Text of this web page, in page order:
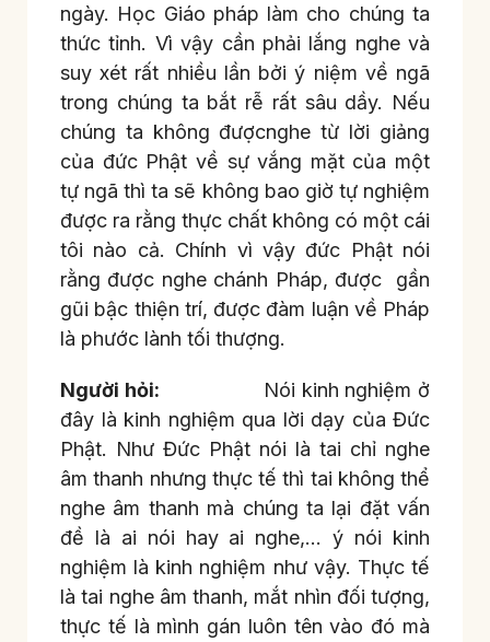
ngày. Học Giáo pháp làm cho chúng ta
thức tỉnh. Vì vậy cần phải lắng nghe và
suy xét rất nhiều lần bởi ý niệm về ngã
trong chúng ta bắt rễ rất sâu dầy. Nếu
chúng ta không đượcnghe từ lời giảng
của đức Phật về sự vắng mặt của một
tự ngã thì ta sẽ không bao giờ tự nghiệm
được ra rằng thực chất không có một cái
tôi nào cả. Chính vì vậy đức Phật nói
rằng được nghe chánh Pháp, được gần
gũi bậc thiện trí, được đàm luận về Pháp
là phước lành tối thượng.
Người hỏi:
Nói kinh nghiệm ở
đây là kinh nghiệm qua lời dạy của Đức
Phật. Như Đức Phật nói là tai chỉ nghe
âm thanh nhưng thực tế thì tai không thể
nghe âm thanh mà chúng ta lại đặt vấn
đề là ai nói hay ai nghe,… ý nói kinh
nghiệm là kinh nghiệm như vậy. Thực tế
là tai nghe âm thanh, mắt nhìn đối tượng,
thực tế là mình gán luôn tên vào đó mà